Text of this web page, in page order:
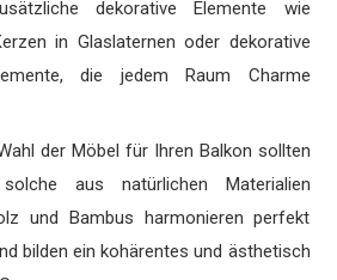
dekorative Elemente wie
in Glaslaternen oder dekorative
die jedem Raum Charme
der Möbel für Ihren Balkon sollten
aus natürlichen Materialien
und Bambus harmonieren perfekt
bilden ein kohärentes und ästhetisch